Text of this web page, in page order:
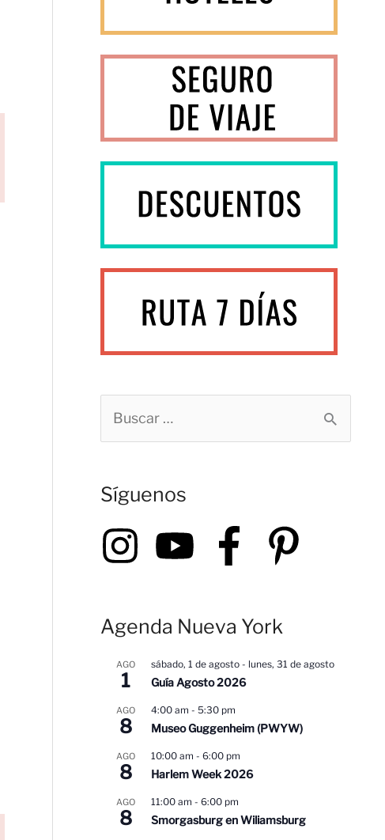
c
r
r
Síguenos
Agenda Nueva York
AGO
1
sábado, 1 de agosto - lunes, 31 de agosto
Guía Agosto 2026
AGO
8
4:00 am - 5:30 pm
Museo Guggenheim (PWYW)
AGO
8
10:00 am - 6:00 pm
Harlem Week 2026
AGO
8
11:00 am - 6:00 pm
Smorgasburg en Wiliamsburg